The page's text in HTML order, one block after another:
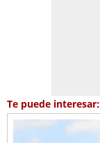
Te puede interesar: